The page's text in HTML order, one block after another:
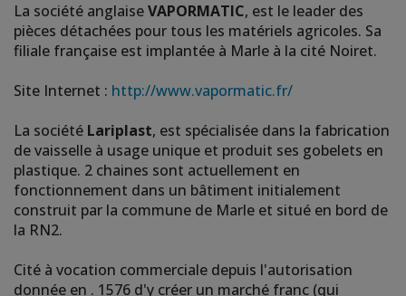
La société anglaiseVAPORMATIC, est le leader des
pièces détachées pour tous les matériels agricoles. Sa
filiale française est implantée à Marle à la cité Noiret.
Site Internet : http://www.vapormatic.fr/
La société Lariplast, est spécialisée dans la fabrication
de vaisselle à usage unique et produit ses gobelets en
plastique. 2 chaines sont actuellement en
fonctionnement dans un bâtiment initialement
construit par la commune de Marle et situé en bord de
la RN2.
Cité à vocation commerciale depuis l'autorisation
donnée en . 1576 d'y créer un marché franc (qui